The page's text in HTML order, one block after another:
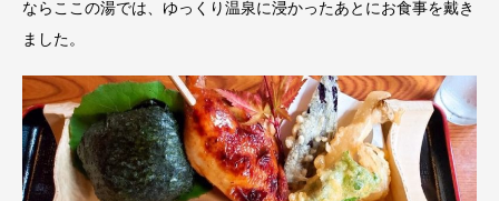
ならここの湯では、ゆっくり温泉に浸かったあとにお食事を戴き
ました。